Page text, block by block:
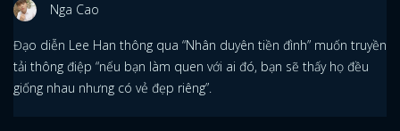
Nga Cao
Đạo diễn Lee Han thông qua “Nhân duyên tiền đình” muốn truyền
tải thông điệp “nếu bạn làm quen với ai đó, bạn sẽ thấy họ đều
giống nhau nhưng có vẻ đẹp riêng”.